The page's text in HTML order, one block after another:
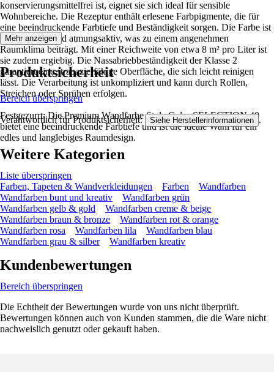
konservierungsmittelfrei ist, eignet sie sich ideal für sensible
Wohnbereiche. Die Rezeptur enthält erlesene Farbpigmente, die für
eine beeindruckende Farbtiefe und Beständigkeit sorgen. Die Farbe ist
lösemittelfrei und atmungsaktiv, was zu einem angenehmen
Raumklima beiträgt. Mit einer Reichweite von etwa 8 m² pro Liter ist
sie zudem ergiebig. Die Nassabriebbeständigkeit der Klasse 2
garantiert eine strapazierfähige Oberfläche, die sich leicht reinigen
lässt. Die Verarbeitung ist unkompliziert und kann durch Rollen,
Streichen oder Sprühen erfolgen.
Festgezurrt: Die Premium Wandfarbe Style Color SELECTION 40
bietet eine beeindruckende Farbtiefe und ist die ideale Wahl für ein
edles und langlebiges Raumdesign.
Mehr anzeigen
Produktsicherheit
Bereich überspringen
Verantwortlich für Produktsicherheit: Siehe Herstellerinformationen .
Weitere Kategorien
Liste überspringen
Farben, Tapeten & Wandverkleidungen
Farben
Wandfarben
Wandfarben bunt und kreativ
Wandfarben grün
Wandfarben gelb & gold
Wandfarben creme & beige
Wandfarben braun & bronze
Wandfarben rot & orange
Wandfarben rosa
Wandfarben lila
Wandfarben blau
Wandfarben grau & silber
Wandfarben kreativ
Kundenbewertungen
Bereich überspringen
Die Echtheit der Bewertungen wurde von uns nicht überprüft.
Bewertungen können auch von Kunden stammen, die die Ware nicht
nachweislich genutzt oder gekauft haben.